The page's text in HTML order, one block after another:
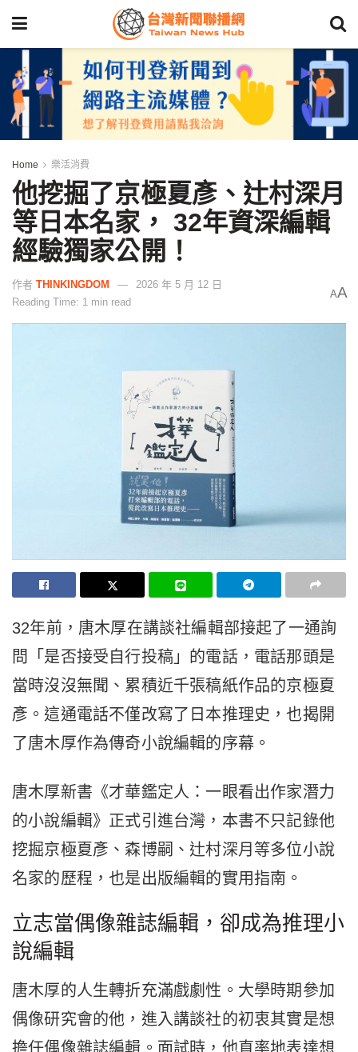
Home 樂活消費
他挖掘了京極夏彥、辻村深月
等日本名家， 32年資深編輯
經驗獨家公開！
作者 THINKINGDOM
2026 年 5 月 12 日
Reading Time: 1 min read
AA
32年前，唐木厚在講談社編輯部接起了一通詢
問「是否接受自行投稿」的電話，電話那頭是
當時沒沒無聞、累積近千張稿紙作品的京極夏
彥。這通電話不僅改寫了日本推理史，也揭開
了唐木厚作為傳奇小說編輯的序幕。
唐木厚新書《才華鑑定人：一眼看出作家潛力
的小說編輯》正式引進台灣，本書不只記錄他
挖掘京極夏彥、森博嗣、辻村深月等多位小說
名家的歷程，也是出版編輯的實用指南。
立志當偶像雜誌編輯，卻成為推理小
說編輯
唐木厚的人生轉折充滿戲劇性。大學時期參加
偶像研究會的他，進入講談社的初衷其實是想
擔任偶像雜誌編輯。面試時，他直率地表達想